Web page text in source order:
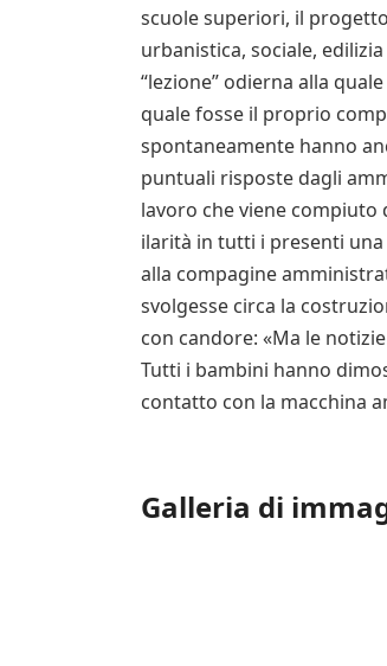
scuole superiori, il
urbanistica, sociale,
“lezione” odierna alla
quale fosse il proprio
spontaneamente hanno
puntuali risposte dagli
lavoro che viene
ilarità in tutti i presenti
alla compagine
svolgesse circa la
con candore: «Ma le
Tutti i bambini hanno
contatto con la macchina
Galleria di